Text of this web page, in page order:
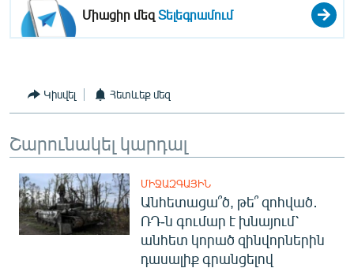
«Ազատության» բոլոր կայքերը
Միացիր մեզՏելեգրամում
Կիսվել Հետևեք մեզ
Շարունակել կարդալ
ՄԻՋԱԶԳԱՅԻՆ
Անհետացա՞ծ, թե՞ զոհված․
ՌԴ-ն գումար է խնայում՝
անհետ կորած զինվորներին
դասալիք գրանցելով